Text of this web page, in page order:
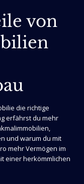
von
die richtige
erfährst du mehr
und warum du mit
mehr Vermögen im
einer herkömmlichen